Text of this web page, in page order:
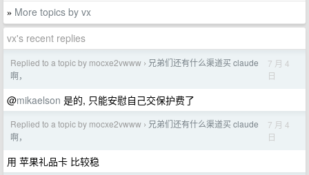
» More topics by vx
vx's recent replies
Replied to a topic by mocxe2vwww › 兄弟们还有什么渠道买 claude
啊，
7 月 4
日
@mikaelson 是的, 只能安慰自己交保护费了
Replied to a topic by mocxe2vwww › 兄弟们还有什么渠道买 claude
啊，
7 月 4
日
用 苹果礼品卡 比较稳